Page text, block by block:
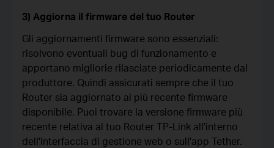
3) Aggiorna il firmware del tuo Router
Gli aggiornamenti firmware sono essenziali:
risolvono eventuali bug di funzionamento e
apportano migliorie rilasciate periodicamente dal
produttore. Quindi assicurati sempre che il tuo
Router sia aggiornato al più recente firmware
disponibile. Puoi trovare la versione firmware più
recente relativa al tuo Router TP-Link all'interno
dell'interfaccia di gestione web o sull'app Tether.